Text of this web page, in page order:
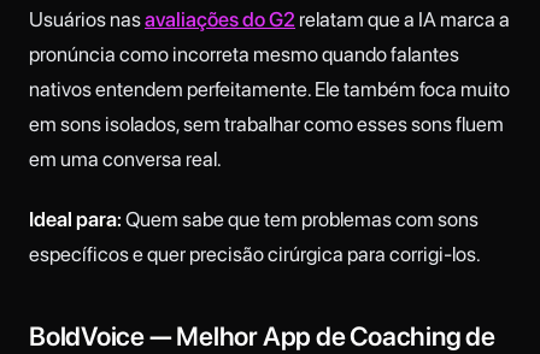
Usuários nasavaliações do G2 relatam que a IA marca a
pronúncia como incorreta mesmo quando falantes
nativos entendem perfeitamente. Ele também foca muito
em sons isolados, sem trabalhar como esses sons fluem
em uma conversa real.
Ideal para: Quem sabe que tem problemas com sons
específicos e quer precisão cirúrgica para corrigi-los.
BoldVoice — Melhor App de Coaching de